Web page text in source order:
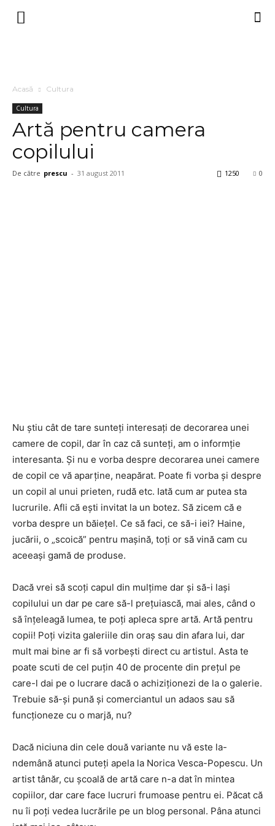
Acasă Cultura
Cultura
Artă pentru camera
copilului
De către prescu - 31 august 2011 0
1250
Nu ştiu cât de tare sunteţi interesaţi de decorarea unei
camere de copil, dar în caz că sunteţi, am o informţie
interesanta. Şi nu e vorba despre decorarea unei camere
de copil ce vă aparţine, neapărat. Poate fi vorba şi despre
un copil al unui prieten, rudă etc. Iată cum ar putea sta
lucrurile. Afli că eşti invitat la un botez. Să zicem că e
vorba despre un băieţel. Ce să faci, ce să-i iei? Haine,
jucării, o „scoică” pentru maşină, toţi or să vină cam cu
aceeaşi gamă de produse.
Dacă vrei să scoţi capul din mulţime dar şi să-i laşi
copilului un dar pe care să-l preţuiască, mai ales, când o
să înţeleagă lumea, te poţi apleca spre artă. Artă pentru
copii! Poţi vizita galeriile din oraş sau din afara lui, dar
mult mai bine ar fi să vorbeşti direct cu artistul. Asta te
poate scuti de cel puţin 40 de procente din preţul pe
care-l dai pe o lucrare dacă o achiziţionezi de la o galerie.
Trebuie să-şi pună şi comerciantul un adaos sau să
funcţioneze cu o marjă, nu?
Dacă niciuna din cele două variante nu vă este la-
ndemână atunci puteţi apela la Norica Vesca-Popescu. Un
artist tânăr, cu şcoală de artă care n-a dat în mintea
copiilor, dar care face lucruri frumoase pentru ei. Păcat că
nu îi poţi vedea lucrările pe un blog personal. Pâna atunci